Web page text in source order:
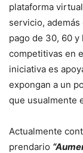
plataforma
servicio,
pago de 30, 60 y
competitivas en
iniciativa es
expongan a un
que usualmente
Actualmente
prendario